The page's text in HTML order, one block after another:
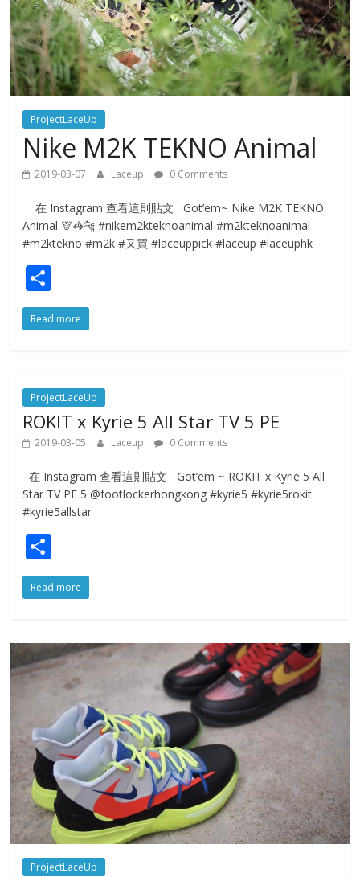
ProjectLaceUp
Nike M2K TEKNO Animal
2019-03-07 Laceup 0 Comments
在 Instagram 查看這則貼文 Got’em~ Nike M2K TEKNO
Animal 🦒🦓🐆 #nikem2kteknoanimal #m2kteknoanimal
#m2ktekno #m2k #又買 #laceuppick #laceup #laceuphk
h
ar
Read more
ProjectLaceUp
ROKIT x Kyrie 5 All Star TV 5 PE
2019-03-05 Laceup 0 Comments
在 Instagram 查看這則貼文 Got’em ~ ROKIT x Kyrie 5 All
Star TV PE 5 @footlockerhongkong #kyrie5 #kyrie5rokit
#kyrie5allstar
h
ar
Read more
ProjectLaceUp